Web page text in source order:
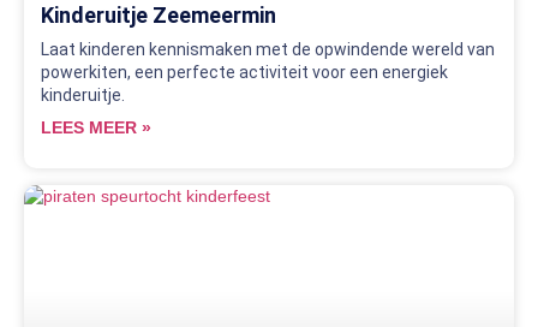
Kinderuitje Zeemeermin
Laat kinderen kennismaken met de opwindende wereld van
powerkiten, een perfecte activiteit voor een energiek
kinderuitje.
LEES MEER »